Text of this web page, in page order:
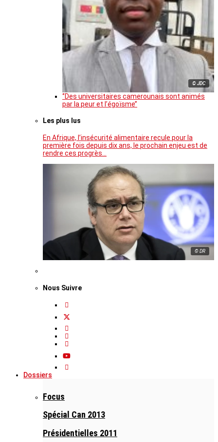
© JDC
‘’Des universitaires camerounais sont animés
par la peur et l’égoïsme’’
Les plus lus
En Afrique, l’insécurité alimentaire recule pour la
première fois depuis dix ans, le prochain enjeu est de
rendre ces progrès…
© DR
Nous Suivre
Dossiers
Focus
Spécial Can 2013
Présidentielles 2011